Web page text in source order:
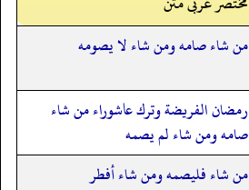
من شاء صامه ومن شاء لا يصومه
رمضان الفريضة وترك عاشوراء من شاء
صامه ومن شاء لم يصمه
من شاء فليصمه ومن شاء أفطر